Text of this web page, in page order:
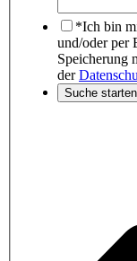
*Ich bin
und/oder per
Speicherung
der